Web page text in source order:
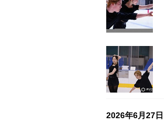
2026年6月27日